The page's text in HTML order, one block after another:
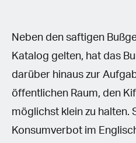
Neben den saftigen
Katalog gelten, hat das
darüber hinaus zur
öffentlichen Raum, den
möglichst klein zu halten.
Konsumverbot im